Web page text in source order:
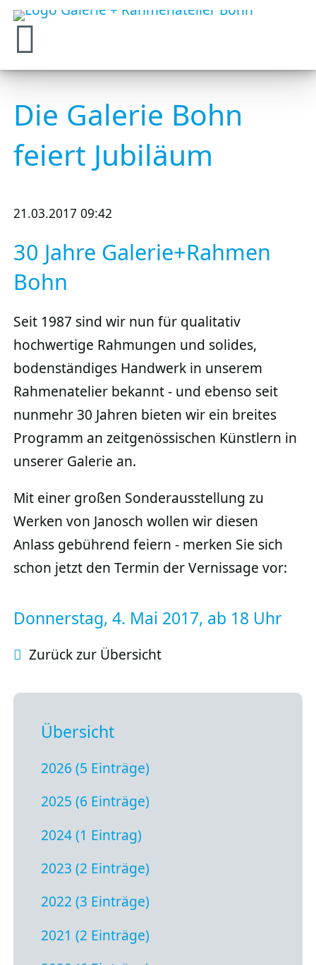
Die Galerie Bohn
feiert Jubiläum
21.03.2017 09:42
30 Jahre Galerie+Rahmen
Bohn
Seit 1987 sind wir nun für qualitativ
hochwertige Rahmungen und solides,
bodenständiges Handwerk in unserem
Rahmenatelier bekannt - und ebenso seit
nunmehr 30 Jahren bieten wir ein breites
Programm an zeitgenössischen Künstlern in
unserer Galerie an.
Mit einer großen Sonderausstellung zu
Werken von Janosch wollen wir diesen
Anlass gebührend feiern - merken Sie sich
schon jetzt den Termin der Vernissage vor:
Donnerstag, 4. Mai 2017, ab 18 Uhr
Zurück zur Übersicht
Übersicht
2026 (5 Einträge)
2025 (6 Einträge)
2024 (1 Eintrag)
2023 (2 Einträge)
2022 (3 Einträge)
2021 (2 Einträge)